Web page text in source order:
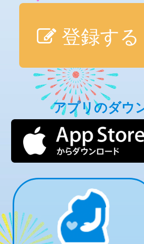
登録する
アプリのダウ